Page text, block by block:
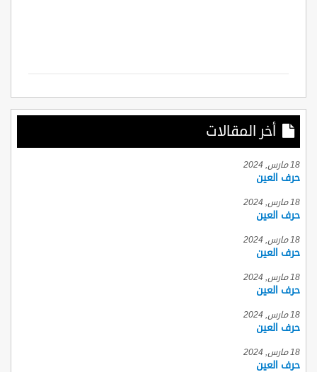
أخر المقالات
18 مارس, 2024
حرف العين
18 مارس, 2024
حرف العين
18 مارس, 2024
حرف العين
18 مارس, 2024
حرف العين
18 مارس, 2024
حرف العين
18 مارس, 2024
حرف العين